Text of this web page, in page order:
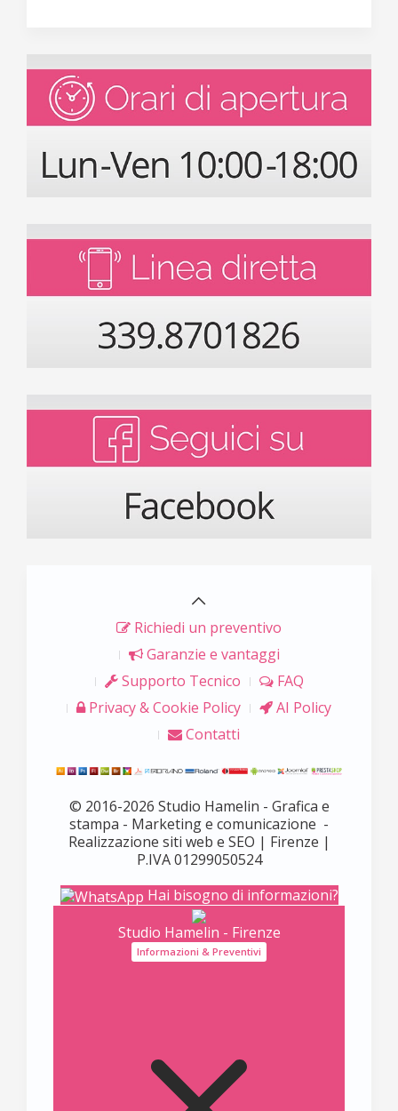
Richiedi un preventivo
Garanzie e vantaggi
Supporto Tecnico
FAQ
Privacy & Cookie Policy
AI Policy
Contatti
© 2016-2026 Studio Hamelin - Grafica e
stampa - Marketing e comunicazione -
Realizzazione siti web e SEO | Firenze |
P.IVA 01299050524
Hai bisogno di informazioni?
Studio Hamelin - Firenze
Informazioni & Preventivi